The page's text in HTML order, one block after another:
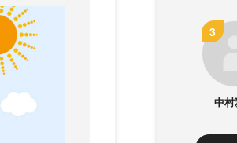
中